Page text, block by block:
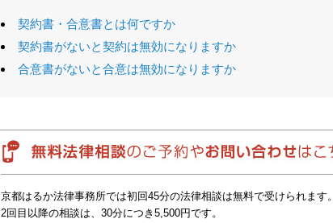
契約書・合意書とは何ですか
契約書がないと契約は無効になりますか
合意書がないと合意は無効になりますか
京都はるか法律事務所では初回45分の法律相談は無料で受けられます。
2回目以降の相談は、30分につき5,500円です。